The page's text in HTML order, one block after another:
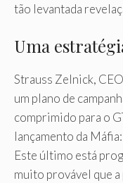
tão levantada
Uma
Strauss Zelnick,
um plano de
comprimido para o
lançamento da
Este último está
muito provável que